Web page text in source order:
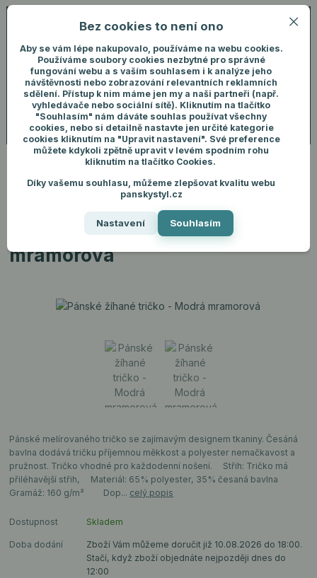
Menu
+420 731 292 460
Přihlášení
Hledat
ks
Úvod Pánské oblečení Trička
Pánské žíhané tričko - Modrá
Pánské žíhané tričko - Modrá
mramorová
Pánské melírovaného tričko se zajímavým designem tkaniny. Česáná
bavlna dodává tričku příjemnou měkkost a polyester nemačkavost a
pružnost. Tričko vhodné pro každodenní nošení. Střih: Tričko má
přiléhavější střih, Materiál: 65% polyester, 35% česaná bavlna
Gramáž: 160 g/m² Dop... celý popis
Dostupnost Skladem
Doba dodání
Zboží Vám můžeme doručit již 10.08.2026 do 18:00.
Stačí, když zboží objednáte nejpozději dnes do
12:00
Bez cookies to není ono
Aby se vám lépe nakupovalo, používáme na webu cookies.
Používáme soubory cookies nezbytné pro správné
fungování webu a s vaším souhlasem i k analýze jeho
návštěvnosti nebo zobrazování relevantních reklamních
sdělení. Přístup k nim máme jen my a naši partneři (např.
vyhledávače nebo sociální sítě). Kliknutím na tlačítko
"Souhlasím" nám dáváte souhlas používat všechny
cookies, nebo si detailně nastavte jen určité kategorie
cookies kliknutím na "Upravit nastavení". Své preference
můžete kdykoli zpětně upravit v levém spodním rohu
kliknutím na tlačítko Cookies.
Díky vašemu souhlasu, můžeme zlepšovat kvalitu webu
panskystyl.cz
Nastavení Souhlasím